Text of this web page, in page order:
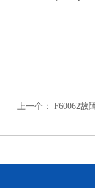
上一个： F60062故